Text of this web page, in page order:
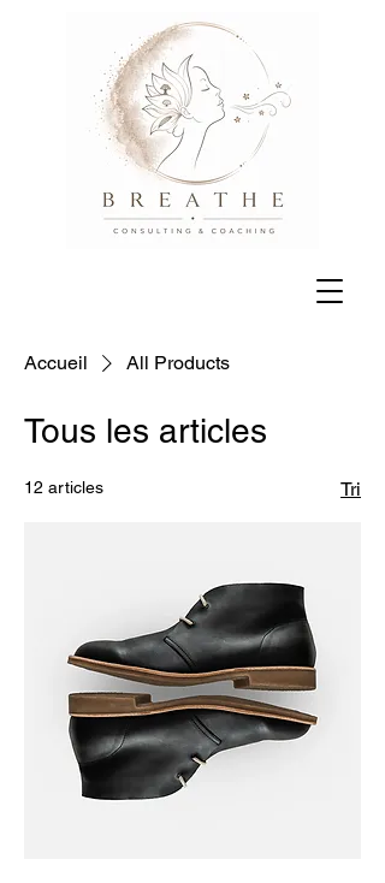
Accueil All Products
Tous les articles
12 articles Tri